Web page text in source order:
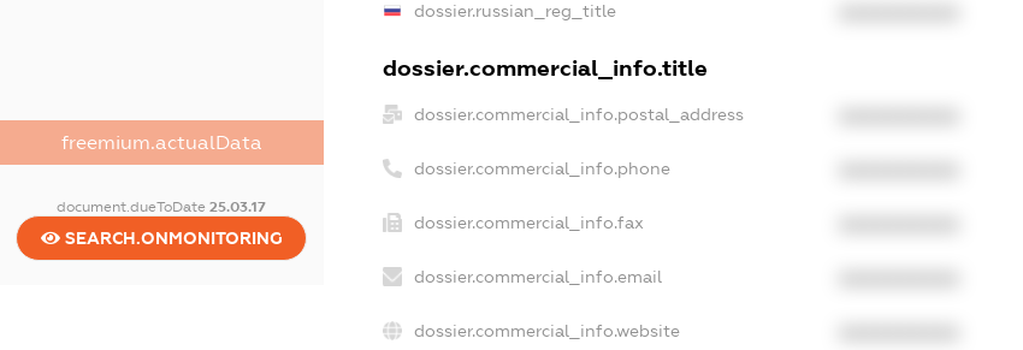
freemium.actualData
document.dueToDate25.03.17
SEARCH.ONMONITORING
dossier.russian_reg_title
dossier.commercial_info.title
dossier.commercial_info.postal_address
dossier.commercial_info.phone
dossier.commercial_info.fax
dossier.commercial_info.email
dossier.commercial_info.website